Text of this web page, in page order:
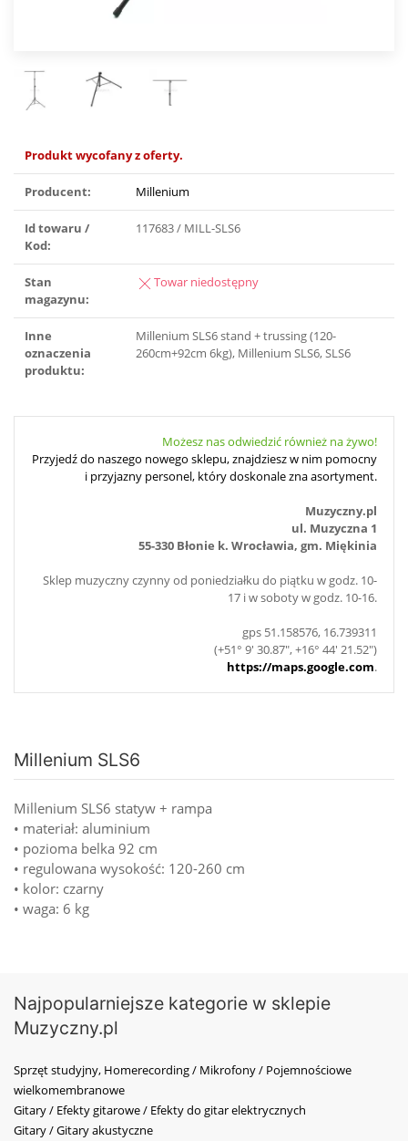
Produkt wycofany z oferty.
Producent: Millenium
Id towaru /
Kod:
117683 / MILL-SLS6
Stan
magazynu:
Towar niedostępny
Inne
oznaczenia
produktu:
Millenium SLS6 stand + trussing (120-
260cm+92cm 6kg), Millenium SLS6, SLS6
Możesz nas odwiedzić również na żywo!
Przyjedź do naszego nowego sklepu, znajdziesz w nim pomocny
i przyjazny personel, który doskonale zna asortyment.
Muzyczny.pl
ul. Muzyczna 1
55-330 Błonie k. Wrocławia, gm. Miękinia
Sklep muzyczny czynny od poniedziałku do piątku w godz. 10-
17 i w soboty w godz. 10-16.
gps 51.158576, 16.739311
(+51° 9' 30.87", +16° 44' 21.52")
https://maps.google.com.
Millenium SLS6
Millenium SLS6 statyw + rampa
• materiał: aluminium
• pozioma belka 92 cm
• regulowana wysokość: 120-260 cm
• kolor: czarny
• waga: 6 kg
Najpopularniejsze kategorie w sklepie
Muzyczny.pl
Sprzęt studyjny, Homerecording / Mikrofony / Pojemnościowe
wielkomembranowe
Gitary / Efekty gitarowe / Efekty do gitar elektrycznych
Gitary / Gitary akustyczne